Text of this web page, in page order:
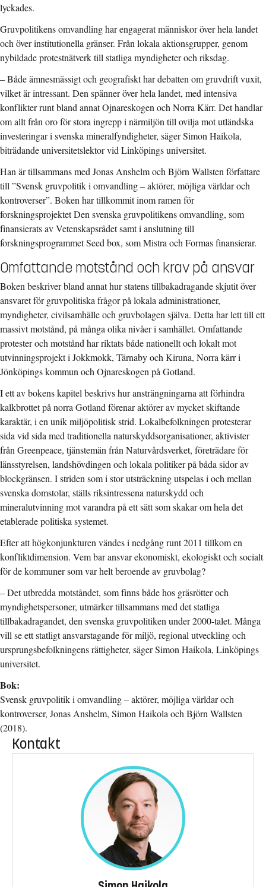
lyckades.
Gruvpolitikens omvandling har engagerat människor över hela landet
och över institutionella gränser. Från lokala aktionsgrupper, genom
nybildade protestnätverk till statliga myndigheter och riksdag.
– Både ämnesmässigt och geografiskt har debatten om gruvdrift vuxit,
vilket är intressant. Den spänner över hela landet, med intensiva
konflikter runt bland annat Ojnareskogen och Norra Kärr. Det handlar
om allt från oro för stora ingrepp i närmiljön till ovilja mot utländska
investeringar i svenska mineralfyndigheter, säger Simon Haikola,
biträdande universitetslektor vid Linköpings universitet.
Han är tillsammans med Jonas Anshelm och Björn Wallsten författare
till ”Svensk gruvpolitik i omvandling – aktörer, möjliga världar och
kontroverser”. Boken har tillkommit inom ramen för
forskningsprojektet Den svenska gruvpolitikens omvandling, som
finansierats av Vetenskapsrådet samt i anslutning till
forskningsprogrammet Seed box, som Mistra och Formas finansierar.
Omfattande motstånd och krav på ansvar
Boken beskriver bland annat hur statens tillbakadragande skjutit över
ansvaret för gruvpolitiska frågor på lokala administrationer,
myndigheter, civilsamhälle och gruvbolagen själva. Detta har lett till ett
massivt motstånd, på många olika nivåer i samhället. Omfattande
protester och motstånd har riktats både nationellt och lokalt mot
utvinningsprojekt i Jokkmokk, Tärnaby och Kiruna, Norra kärr i
Jönköpings kommun och Ojnareskogen på Gotland.
I ett av bokens kapitel beskrivs hur ansträngningarna att förhindra
kalkbrottet på norra Gotland förenar aktörer av mycket skiftande
karaktär, i en unik miljöpolitisk strid. Lokalbefolkningen protesterar
sida vid sida med traditionella naturskyddsorganisationer, aktivister
från Greenpeace, tjänstemän från Naturvårdsverket, företrädare för
länsstyrelsen, landshövdingen och lokala politiker på båda sidor av
blockgränsen. I striden som i stor utsträckning utspelas i och mellan
svenska domstolar, ställs riksintressena naturskydd och
mineralutvinning mot varandra på ett sätt som skakar om hela det
etablerade politiska systemet.
Efter att högkonjunkturen vändes i nedgång runt 2011 tillkom en
konfliktdimension. Vem bar ansvar ekonomiskt, ekologiskt och socialt
för de kommuner som var helt beroende av gruvbolag?
– Det utbredda motståndet, som finns både hos gräsrötter och
myndighetspersoner, utmärker tillsammans med det statliga
tillbakadragandet, den svenska gruvpolitiken under 2000-talet. Många
vill se ett statligt ansvarstagande för miljö, regional utveckling och
ursprungsbefolkningens rättigheter, säger Simon Haikola, Linköpings
universitet.
Bok:
Svensk gruvpolitik i omvandling – aktörer, möjliga världar och
kontroverser, Jonas Anshelm, Simon Haikola och Björn Wallsten
(2018).
Kontakt